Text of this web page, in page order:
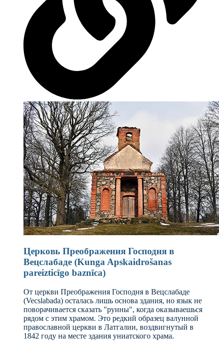
Церковь Преображения Господня в
Вецслабаде (Kunga Apskaidrošanas
pareizticīgo baznīca)
От церкви Преображения Господня в Вецслабаде
(Vecslabada) осталась лишь основа здания, но язык не
поворачивается сказать "руины", когда оказываешься
рядом с этим храмом. Это редкий образец валунной
православной церкви в Латгалии, воздвигнутый в
1842 году на месте здания униатского храма.